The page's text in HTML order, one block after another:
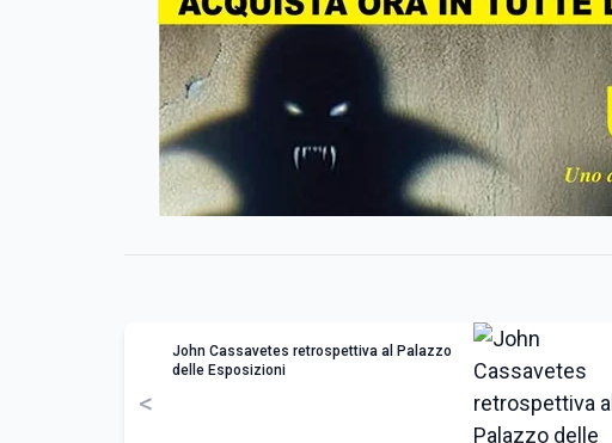
<
John Cassavetes retrospettiva al Palazzo
delle Esposizioni